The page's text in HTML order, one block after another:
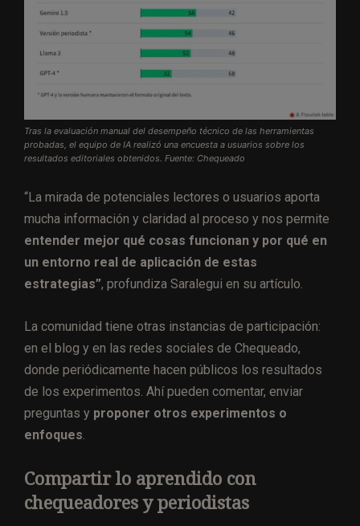
Tras la evaluación manual del desempeño técnico de las herramientas
probadas, el equipo de IA realizó una encuesta a usuarios sobre los
resultados editoriales obtenidos. Fuente: Chequeado
“La mirada de potenciales lectores o usuarios aporta
mucha información y claridad al proceso y nos permite
entender mejor qué cosas funcionan y por qué en
un entorno real de aplicación de estas
estrategias”, profundiza Saralegui en su artículo.
La comunidad tiene otras instancias de participación:
en el blog y en las redes sociales de Chequeado,
donde periódicamente hacen públicos los resultados
de los experimentos. Ahí pueden comentar, enviar
preguntas y proponer otros experimentos o
enfoques.
Compartir lo aprendido con
chequeadores y periodistas